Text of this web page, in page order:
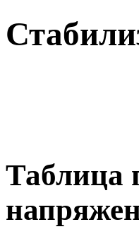
Таблица